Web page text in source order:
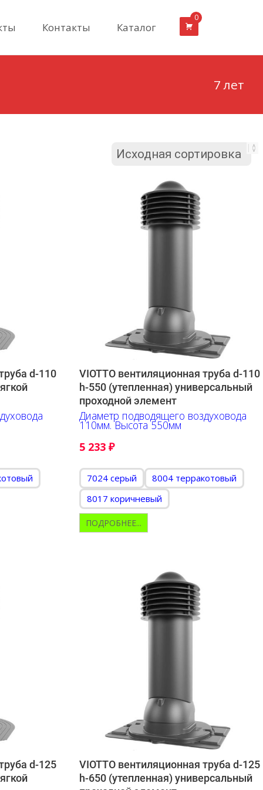
Контакты Каталог
0
7 лет
d-110
VIOTTO вентиляционная труба d-110
h-550 (утепленная) универсальный
проходной элемент
Диаметр подводящего воздуховода
110мм. Высота 550мм
5 233₽
7024 серый
8004 терракотовый
8017 коричневый
ПОДРОБНЕЕ...
d-125
VIOTTO вентиляционная труба d-125
h-650 (утепленная) универсальный